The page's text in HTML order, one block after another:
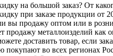
на большой заказ? От
при заказе продукции от
вы продажу оптом или в
продажу металлоизделий как
доставить товар, если
во всех регионах